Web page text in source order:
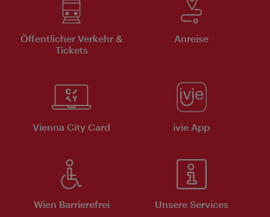
Öffentlicher Verkehr &
Tickets
Anreise
Vienna City Card ivie App
Wien Barrierefrei Unsere Services